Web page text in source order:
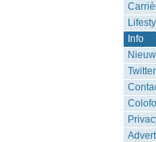
Info
Twitter